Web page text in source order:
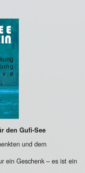
den Gufi-See
und dem
ein Geschenk – es ist ein